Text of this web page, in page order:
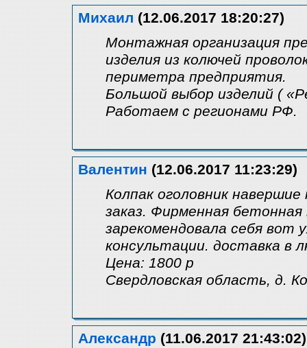
Михаил (12.06.2017 18:20:27)
Монтажная организация
изделия из колючей
периметра предприятия.
Большой выбор изделий (
Работаем с регионами РФ.
Валентин (12.06.2017 11:23:29)
Колпак оголовник
заказ. Фирменная
зарекомендовала себя
консультации. доставка в
Цена: 1800 р
Свердловская область, д.
Александр (11.06.2017 21:43:02)